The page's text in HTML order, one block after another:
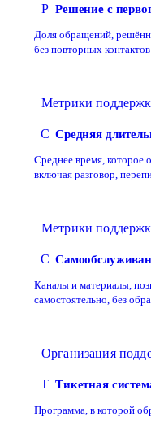
Р Решение с
Доля обращений,
без повторных
Метрики
С Средняя
Среднее время, которое
включая разговор,
Метрики
С
Каналы и материалы,
самостоятельно, без
Организация
Т Тикетная
Программа, в которой